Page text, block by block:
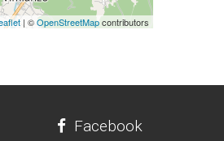
| ©OpenStreetMapcontributors
Facebook